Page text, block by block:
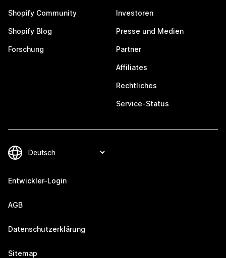
Shopify Community
Shopify Blog
Forschung
Investoren
Presse und Medien
Partner
Affiliates
Rechtliches
Service-Status
Entwickler-Login
AGB
Datenschutzerklärung
Sitemap